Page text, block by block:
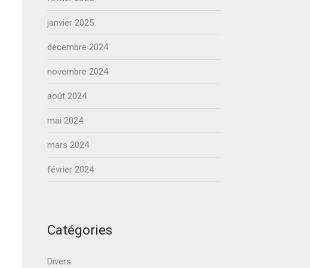
janvier 2025
décembre 2024
novembre 2024
août 2024
mai 2024
mars 2024
février 2024
Catégories
Divers